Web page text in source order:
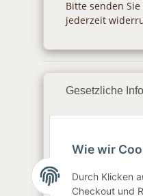
Bitte senden
jederzeit
Gesetzliche
AGB
Sitemap
Wie wir
Durch Klicken
Checkout und